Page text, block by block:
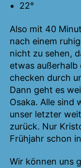
22°
Also mit 40
nach einem
nicht zu sehen,
etwas
checken durch
Dann geht es
Osaka. Alle sind
unser letzter
zurück. Nur
Frühjahr schon
Wir können uns